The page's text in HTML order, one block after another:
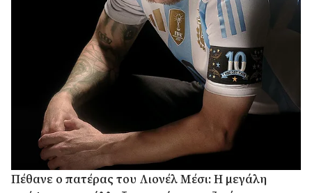
Πέθανε ο πατέρας του Λιονέλ Μέσι: Η μεγάλη